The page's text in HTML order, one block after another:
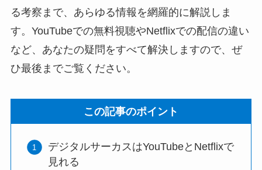
る考察まで、あらゆる情報を網羅的に解説しま
す。YouTubeでの無料視聴やNetflixでの配信の違い
など、あなたの疑問をすべて解決しますので、ぜ
ひ最後までご覧ください。
この記事のポイント
デジタルサーカスはYouTubeとNetflixで
見れる